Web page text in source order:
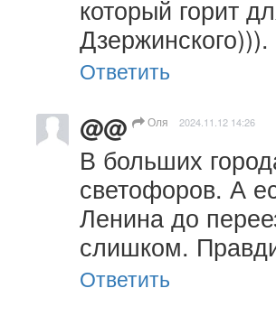
который горит
Ответить
@@ Оля 2024.11.12 14:26
В больших
светофоров. А
Ленина до
слишком.
Ответить